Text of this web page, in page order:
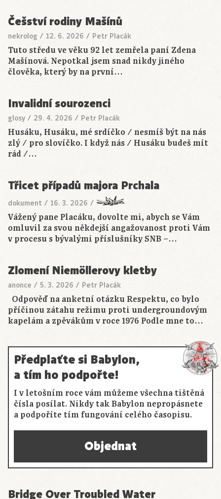
Češství rodiny Mašínů
nekrolog / 12. 6. 2026 / Petr Placák
Tuto středu ve věku 92 let zemřela paní Zdena
Mašínová. Nepotkal jsem snad nikdy jiného
člověka, který by na první…
Invalidní sourozenci
glosy / 29. 4. 2026 / Petr Placák
Husáku, Husáku, mé srdíčko / nesmíš být na nás
zlý / pro slovíčko. I když nás / Husáku budeš mít
rád /…
Třicet případů majora Prchala
dokument / 16. 3. 2026 /
Vážený pane Placáku, dovolte mi, abych se Vám
omluvil za svou někdejší angažovanost proti Vám
v procesu s bývalými příslušníky SNB –…
Zlomení Niemöllerovy kletby
anonce / 5. 3. 2026 / Petr Placák
Odpověď na anketní otázku Respektu, co bylo
příčinou zátahu režimu proti undergroundovým
kapelám a zpěvákům v roce 1976 Podle mne to…
Předplaťte si Babylon,
a tím ho podpořte!
I v letošním roce vám můžeme všechna tištěná
čísla posílat. Nikdy tak Babylon nepropásnete
a podpoříte tím fungování celého časopisu.
Objednat
Bridge Over Troubled Water